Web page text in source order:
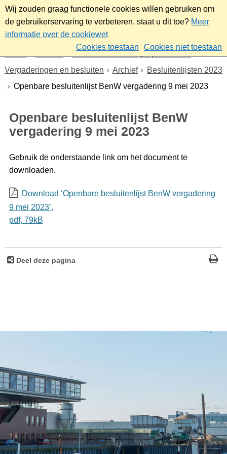
Wij zouden graag functionele cookies willen gebruiken om
de gebruikerservaring te verbeteren, staat u dit toe? Meer
informatie over de cookiewet
Cookies toestaan
Cookies niet toestaan
Gemeenteraad/Dagelijks bestuur
Vergaderingen en besluiten
Archief
Besluitenlijsten 2023
Openbare besluitenlijst BenW vergadering 9 mei 2023
Openbare besluitenlijst BenW
vergadering 9 mei 2023
Gebruik de onderstaande link om het document te
downloaden.
Download ‘Openbare besluitenlijst BenW vergadering
9 mei 2023’,
pdf, 79kB
Deel deze pagina